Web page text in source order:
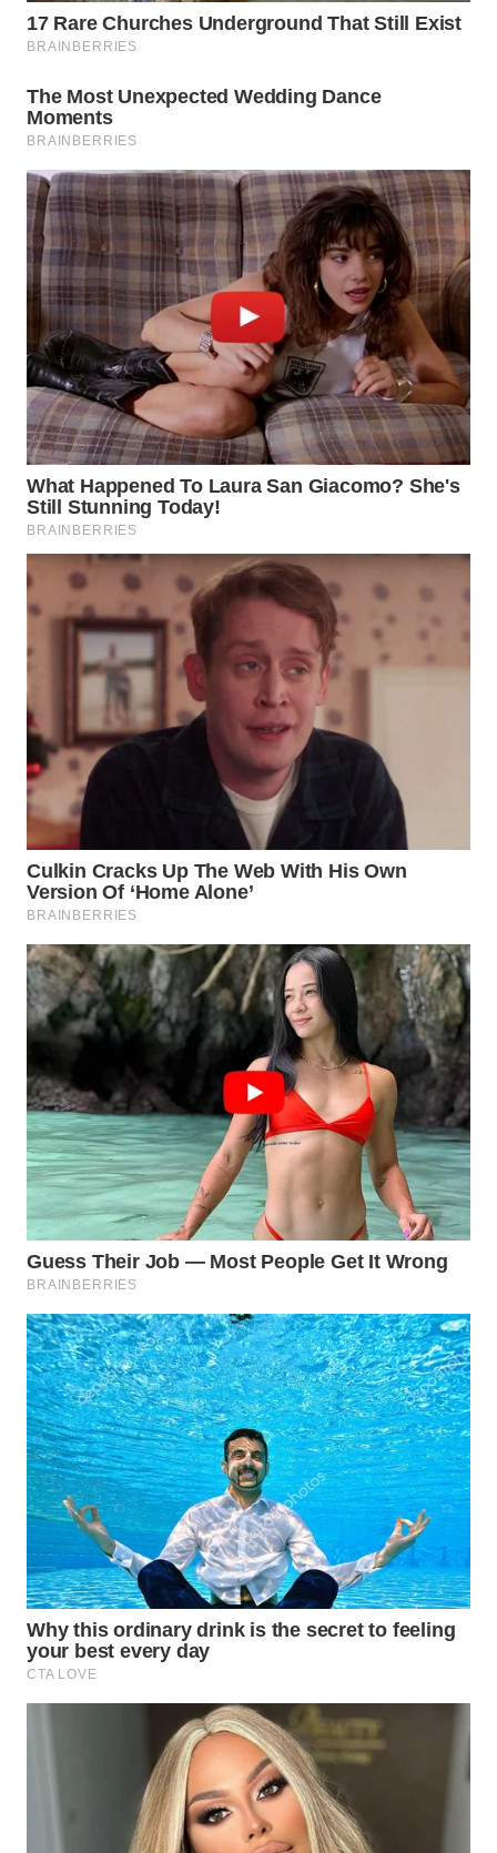
SUMEDANG
CIANJUR
KEPULAUAN
SERIBU
WN
TANGERANG
WN
BINJAI
WN
CIREBON
WN
INDRAMAYU
KUNINGAN
WN
MAJALENGKA
WN
SUBANG
SUKABUMI
WN
PURWAKARTA
WN
PRIANGAN
TIMUR
WN
SEMARANG
SOLO
WN
WN
MADURA
WN
SURABAYA
WN
NATUNA
WN
BINTAN